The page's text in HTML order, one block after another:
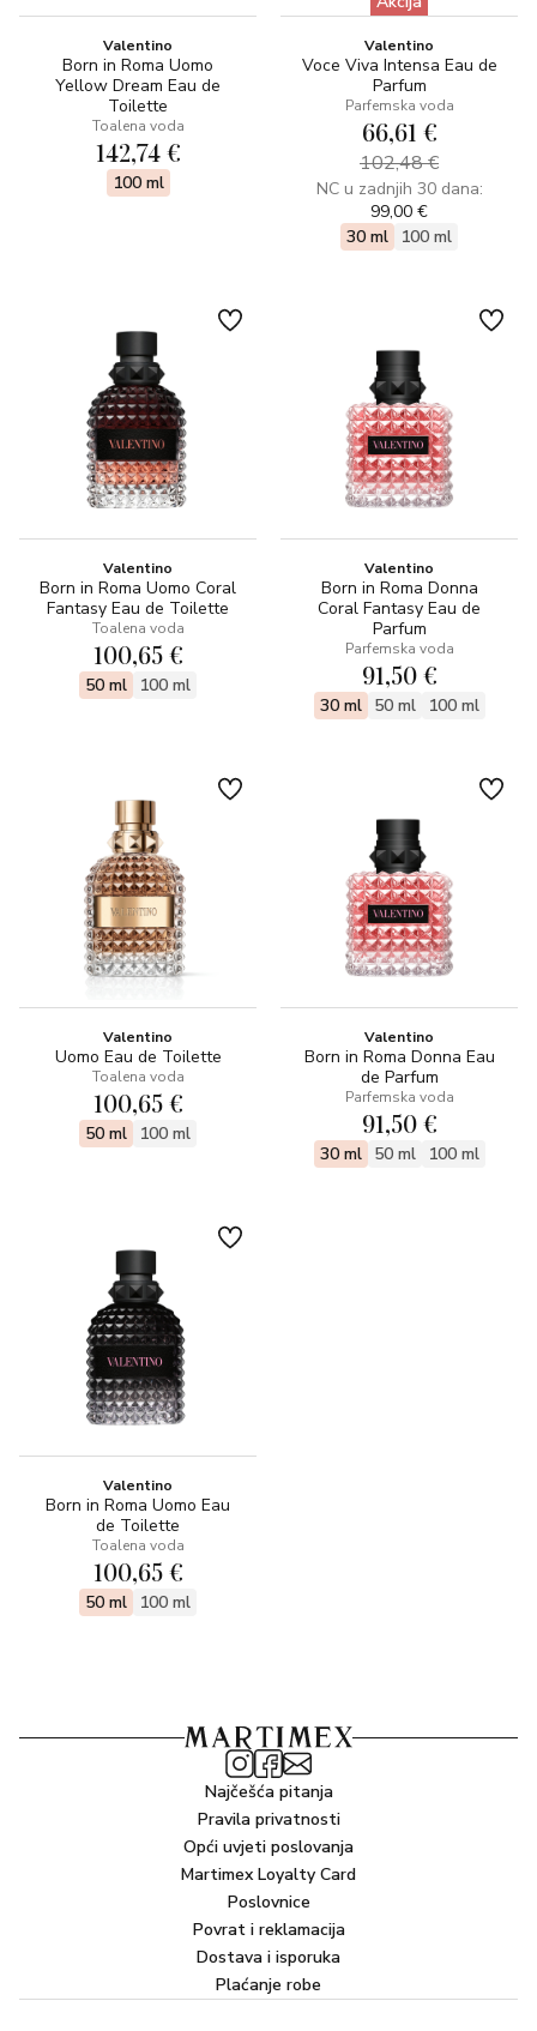
Valentino
Born in Roma Uomo
Yellow Dream Eau de
Toilette
Toalena voda
142,74 €
100 ml
Valentino
Voce Viva Intensa Eau de
Parfum
Parfemska voda
66,61 €
102,48 €
NC u zadnjih 30 dana:
99,00 €
30 ml
100 ml
Valentino
Born in Roma Uomo Coral
Fantasy Eau de Toilette
Toalena voda
100,65 €
50 ml 100 ml
Valentino
Born in Roma Donna
Coral Fantasy Eau de
Parfum
Parfemska voda
91,50 €
30 ml 50 ml 100 ml
Valentino
Uomo Eau de Toilette
Toalena voda
100,65 €
50 ml 100 ml
Valentino
Born in Roma Donna Eau
de Parfum
Parfemska voda
91,50 €
30 ml 50 ml 100 ml
Valentino
Born in Roma Uomo Eau
de Toilette
Toalena voda
100,65 €
50 ml 100 ml
Najčešća pitanja
Pravila privatnosti
Opći uvjeti poslovanja
Martimex Loyalty Card
Poslovnice
Povrat i reklamacija
Dostava i isporuka
Plaćanje robe